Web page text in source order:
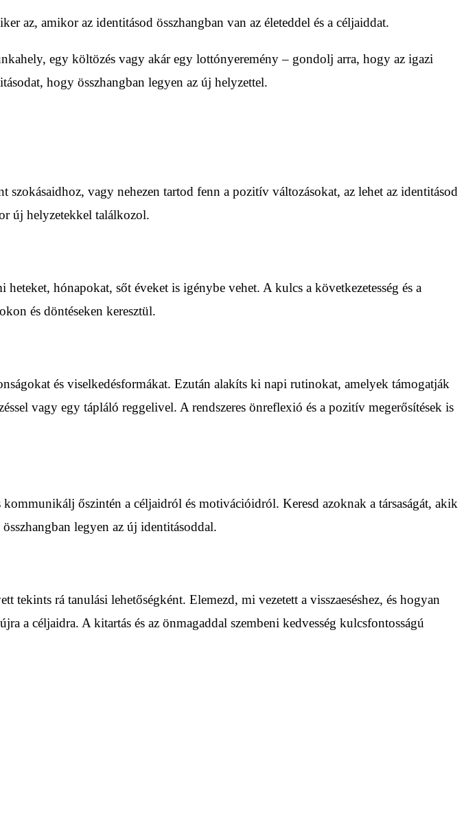
az, amikor az identitásod összhangban van az életeddel és a céljaiddat.
egy költözés vagy akár egy lottónyeremény – gondolj arra, hogy az igazi
hogy összhangban legyen az új helyzettel.
vagy nehezen tartod fenn a pozitív változásokat, az lehet az identitásod
új helyzetekkel találkozol.
hónapokat, sőt éveket is igénybe vehet. A kulcs a következetesség és a
és döntéseken keresztül.
és viselkedésformákat. Ezután alakíts ki napi rutinokat, amelyek támogatják
vagy egy tápláló reggelivel. A rendszeres önreflexió és a pozitív megerősítések is
őszintén a céljaidról és motivációidról. Keresd azoknak a társaságát, akik
legyen az új identitásoddal.
tekints rá tanulási lehetőségként. Elemezd, mi vezetett a visszaeséshez, és hogyan
a céljaidra. A kitartás és az önmagaddal szembeni kedvesség kulcsfontosságú